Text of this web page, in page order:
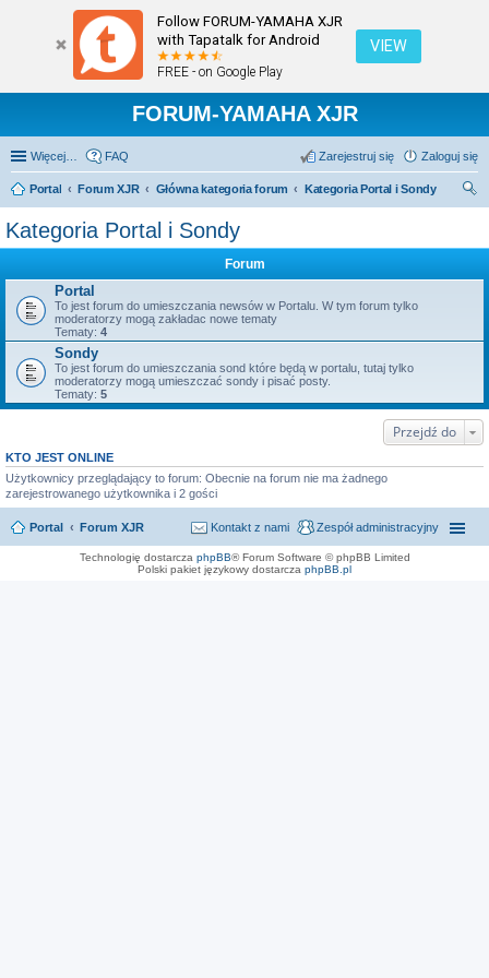
Follow FORUM-YAMAHA XJR
with Tapatalk for Android
FREE - on Google Play
VIEW
FORUM-YAMAHA XJR
Więcej… FAQ Zaloguj się
Zarejestruj się
Portal Forum XJR Główna kategoria forum
Kategoria Portal i Sondy
Kategoria Portal i Sondy
Forum
Portal
To jest forum do umieszczania newsów w Portalu. W tym forum tylko
moderatorzy mogą zakładac nowe tematy
Tematy: 4
Sondy
To jest forum do umieszczania sond które będą w portalu, tutaj tylko
moderatorzy mogą umieszczać sondy i pisać posty.
Tematy: 5
Przejdź do
KTO JEST ONLINE
Użytkownicy przeglądający to forum: Obecnie na forum nie ma żadnego
zarejestrowanego użytkownika i 2 gości
Portal Forum XJR Zespół administracyjny
Kontakt z nami
Technologię dostarcza phpBB® Forum Software © phpBB Limited
Polski pakiet językowy dostarcza phpBB.pl